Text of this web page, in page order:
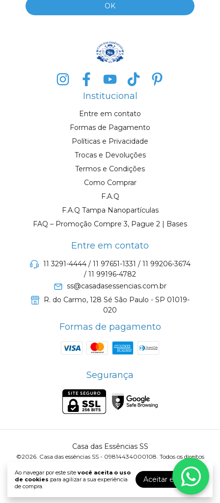
Ao navegar por este site você aceita o uso
de cookies para agilizar a sua experiência
de compra.
Aceitar e fechar
Institucional
Entre em contato
Formas de Pagamento
Políticas e Privacidade
Trocas e Devoluções
Termos e Condições
Como Comprar
F.A.Q
F.A.Q Tampa Nanopartículas
FAQ – Promoção Compre 3, Pague 2 | Bases
Entre em contato
11 3291-4444 / 11 97651-1331 / 11 99206-3674
/ 11 99196-4782
ss@casadasessencias.com.br
R. do Carmo, 128 Sé São Paulo - SP 01019-
020
Formas de pagamento
Segurança
Casa das Essências SS
©2026. Casa das essências SS - 09814434000108. Todos os direitos